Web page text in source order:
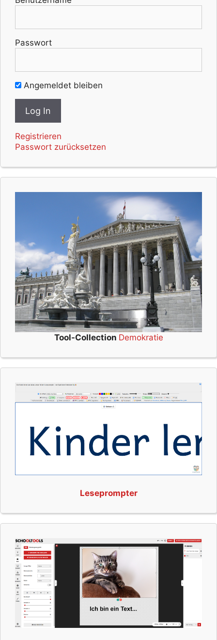
Passwort
Angemeldet bleiben
Registrieren
Passwort zurücksetzen
Tool-Collection Demokratie
Leseprompter